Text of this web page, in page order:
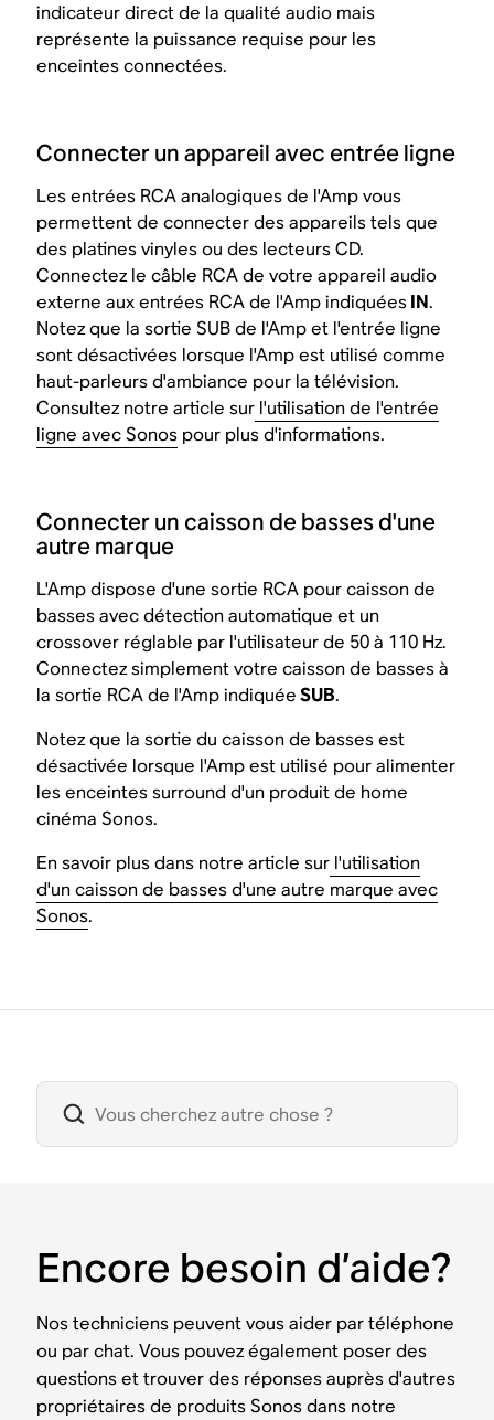
indicateur direct de la qualité audio mais
représente la puissance requise pour les
enceintes connectées.
Connecter un appareil avec entrée ligne
Les entrées RCA analogiques de l'Amp vous
permettent de connecter des appareils tels que
des platines vinyles ou des lecteurs CD.
Connectez le câble RCA de votre appareil audio
externe aux entrées RCA de l'Amp indiquéesIN.
Notez que la sortie SUB de l'Amp et l'entrée ligne
sont désactivées lorsque l'Amp est utilisé comme
haut-parleurs d'ambiance pour la télévision.
Consultez notre article sur l'utilisation de l'entrée
ligne avec Sonos pour plus d'informations.
Connecter un caisson de basses d'une
autre marque
L'Amp dispose d'une sortie RCA pour caisson de
basses avec détection automatique et un
crossover réglable par l'utilisateur de 50 à 110 Hz.
Connectez simplement votre caisson de basses à
la sortie RCA de l'Amp indiquéeSUB.
Notez que la sortie du caisson de basses est
désactivée lorsque l'Amp est utilisé pour alimenter
les enceintes surround d'un produit de home
cinéma Sonos.
En savoir plus dans notre article sur l'utilisation
d'un caisson de basses d'une autre marque avec
Sonos.
Encore besoin d’aide?
Nos techniciens peuvent vous aider par téléphone
ou par chat. Vous pouvez également poser des
questions et trouver des réponses auprès d'autres
propriétaires de produits Sonos dans notre